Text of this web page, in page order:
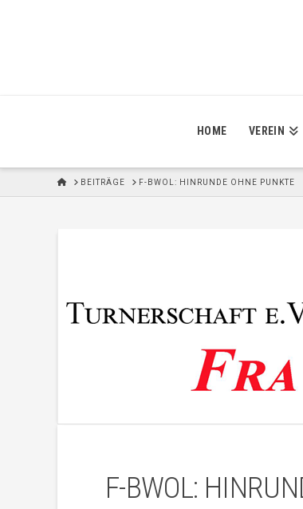
HOME VEREIN
BEITRÄGE F-BWOL: HINRUNDE OHNE PUNKTE
F-BWOL: